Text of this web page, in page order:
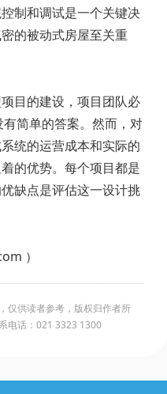
制和调试是一个关键决
的被动式房屋至关重
目的建设，项目团队必
简单的答案。然而，对
统的运营成本和实际的
的优势。每个项目都是
缺点是评估这一设计挑
）
仅供读者参考，版权归作者所
电话：021 3323 1300